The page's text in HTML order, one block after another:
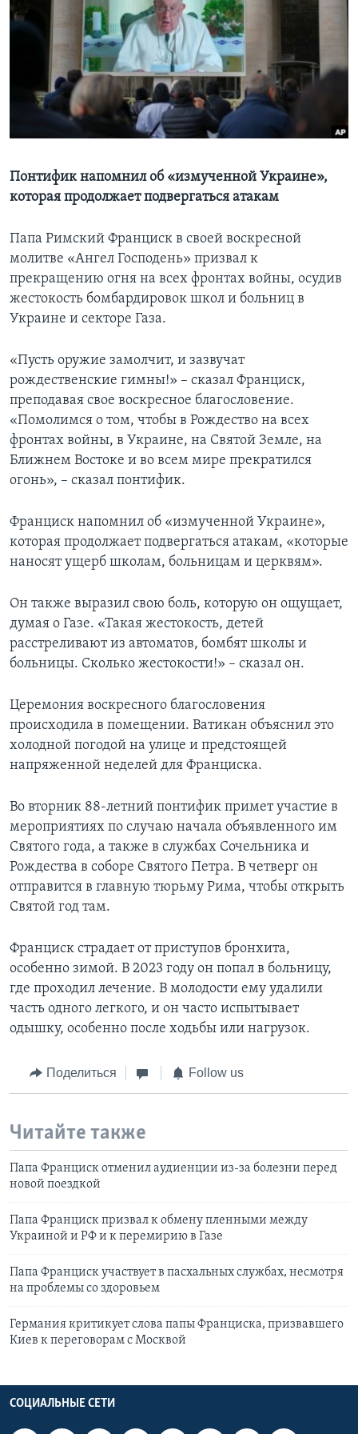
Learning English
СОЦИАЛЬНЫЕ СЕТИ
Понтифик напомнил об «измученной Украине»,
которая продолжает подвергаться атакам
Папа Римский Франциск в своей воскресной
молитве «Ангел Господень» призвал к
прекращению огня на всех фронтах войны, осудив
жестокость бомбардировок школ и больниц в
Украине и секторе Газа.
«Пусть оружие замолчит, и зазвучат
рождественские гимны!» – сказал Франциск,
преподавая свое воскресное благословение.
«Помолимся о том, чтобы в Рождество на всех
фронтах войны, в Украине, на Святой Земле, на
Ближнем Востоке и во всем мире прекратился
огонь», – сказал понтифик.
Франциск напомнил об «измученной Украине»,
которая продолжает подвергаться атакам, «которые
наносят ущерб школам, больницам и церквям».
Он также выразил свою боль, которую он ощущает,
думая о Газе. «Такая жестокость, детей
расстреливают из автоматов, бомбят школы и
больницы. Сколько жестокости!» – сказал он.
Церемония воскресного благословения
происходила в помещении. Ватикан объяснил это
холодной погодой на улице и предстоящей
напряженной неделей для Франциска.
Во вторник 88-летний понтифик примет участие в
мероприятиях по случаю начала объявленного им
Святого года, а также в службах Сочельника и
Рождества в соборе Святого Петра. В четверг он
отправится в главную тюрьму Рима, чтобы открыть
Святой год там.
Франциск страдает от приступов бронхита,
особенно зимой. В 2023 году он попал в больницу,
где проходил лечение. В молодости ему удалили
часть одного легкого, и он часто испытывает
одышку, особенно после ходьбы или нагрузок.
Поделиться Follow us
Читайте также
Папа Франциск отменил аудиенции из-за болезни перед
новой поездкой
Папа Франциск призвал к обмену пленными между
Украиной и РФ и к перемирию в Газе
Папа Франциск участвует в пасхальных службах, несмотря
на проблемы со здоровьем
Германия критикует слова папы Франциска, призвавшего
Киев к переговорам с Москвой
СОЦИАЛЬНЫЕ СЕТИ